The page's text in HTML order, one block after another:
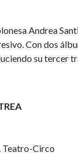
Andrea
Con dos
su tercer
Teatro-Circo